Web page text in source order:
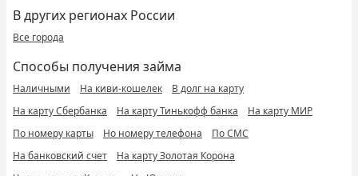
В других регионах России
Все города
Способы получения займа
Наличными На киви-кошелек
В долг на карту
На карту Сбербанка
На карту Тинькофф банка
На карту МИР
По номеру карты
Но номеру телефона
По СМС
На банковский счет
На карту Золотая Корона